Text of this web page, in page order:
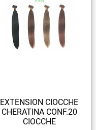
EXTENSION CIOCCHE
CHERATINA CONF.20
CIOCCHE